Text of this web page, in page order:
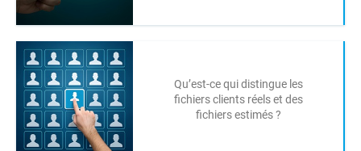
Qu’est-ce qui distingue les
fichiers clients réels et des
fichiers estimés ?